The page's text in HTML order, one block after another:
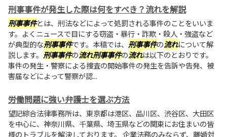
刑事事件が発生した際は何をすべき？流れを解説
刑事事件とは、刑法などによって処罰される事件のことをいいま
す。よくニュースで目にする窃盗・暴行・詐欺・殺人・強盗など
が典型的な刑事事件です。本稿では、 刑事事件の流れについて解
説します。 刑事事件の流れ刑事事件の流れは以下のとおりです。
事件の発生・警察による捜査の開始事件の発生を告訴や告発、被
害届などによって警察が認...
労働問題に強い弁護士を選ぶ方法
望記綜合法律事務所は、東京都は港区、品川区、渋谷区、大田区
を中心に、神奈川県、千葉県、埼玉県などの関東にお住まいの皆
様のトラブルを解決しております。 企業法務のみならず、離婚対